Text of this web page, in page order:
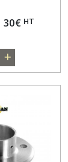
30€ HT